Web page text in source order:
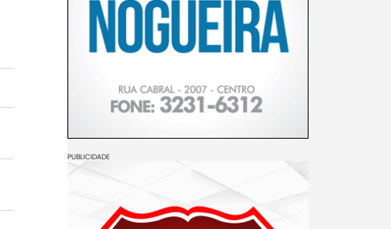
PUBLICIDADE